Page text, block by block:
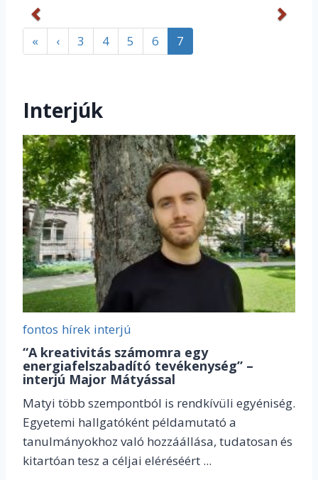
« ‹ 3 4 5 6 7
Interjúk
fontos hírek interjú
“A kreativitás számomra egy
energiafelszabadító tevékenység” –
interjú Major Mátyással
Matyi több szempontból is rendkívüli egyéniség.
Egyetemi hallgatóként példamutató a
tanulmányokhoz való hozzáállása, tudatosan és
kitartóan tesz a céljai eléréséért ...